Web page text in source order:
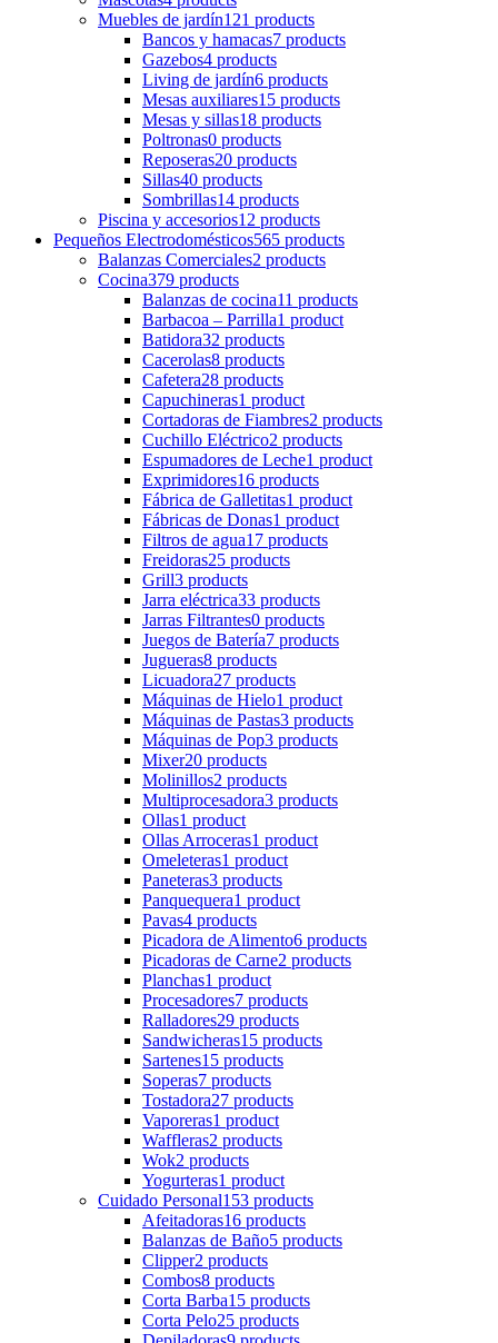
Muebles de jardín121 products
Bancos y hamacas7 products
Gazebos4 products
Living de jardín6 products
Mesas auxiliares15 products
Mesas y sillas18 products
Poltronas0 products
Reposeras20 products
Sillas40 products
Sombrillas14 products
Piscina y accesorios12 products
Pequeños Electrodomésticos565 products
Balanzas Comerciales2 products
Cocina379 products
Balanzas de cocina11 products
Barbacoa – Parrilla1 product
Batidora32 products
Cacerolas8 products
Cafetera28 products
Capuchineras1 product
Cortadoras de Fiambres2 products
Cuchillo Eléctrico2 products
Espumadores de Leche1 product
Exprimidores16 products
Fábrica de Galletitas1 product
Fábricas de Donas1 product
Filtros de agua17 products
Freidoras25 products
Grill3 products
Jarra eléctrica33 products
Jarras Filtrantes0 products
Juegos de Batería7 products
Jugueras8 products
Licuadora27 products
Máquinas de Hielo1 product
Máquinas de Pastas3 products
Máquinas de Pop3 products
Mixer20 products
Molinillos2 products
Multiprocesadora3 products
Ollas1 product
Ollas Arroceras1 product
Omeleteras1 product
Paneteras3 products
Panquequera1 product
Pavas4 products
Picadora de Alimento6 products
Picadoras de Carne2 products
Planchas1 product
Procesadores7 products
Ralladores29 products
Sandwicheras15 products
Sartenes15 products
Soperas7 products
Tostadora27 products
Vaporeras1 product
Waffleras2 products
Wok2 products
Yogurteras1 product
Cuidado Personal153 products
Afeitadoras16 products
Balanzas de Baño5 products
Clipper2 products
Combos8 products
Corta Barba15 products
Corta Pelo25 products